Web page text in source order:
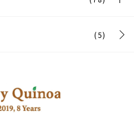
(5)